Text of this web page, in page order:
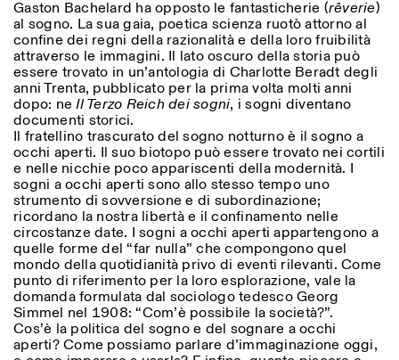
ISTITUTO SVIZZERO
MILANO
Sede di Milano
Via Vecchio Politecnico 3
+39 02 76 01 61 18
milano@istitutosvizzero.it
ORARI MOSTRE:
I’ll miss you when I scroll
away:
Lunedì/Venerdì: 11:00-
17:00
Giovedì: 11:00-20:00
Sabato: 14:00-18:00
Domenica chiuso
Gaston Bachelard ha opposto le fantasticherie (rêverie)
al sogno. La sua gaia, poetica scienza ruotò attorno al
confine dei regni della razionalità e della loro fruibilità
attraverso le immagini. Il lato oscuro della storia può
essere trovato in un’antologia di Charlotte Beradt degli
anni Trenta, pubblicato per la prima volta molti anni
dopo: neIl Terzo Reich dei sogni, i sogni diventano
documenti storici.
Il fratellino trascurato del sogno notturno è il sogno a
occhi aperti. Il suo biotopo può essere trovato nei cortili
e nelle nicchie poco appariscenti della modernità. I
sogni a occhi aperti sono allo stesso tempo uno
strumento di sovversione e di subordinazione;
ricordano la nostra libertà e il confinamento nelle
circostanze date. I sogni a occhi aperti appartengono a
quelle forme del “far nulla” che compongono quel
mondo della quotidianità privo di eventi rilevanti. Come
punto di riferimento per la loro esplorazione, vale la
domanda formulata dal sociologo tedesco Georg
Simmel nel 1908: “Com’è possibile la società?”.
Cos’è la politica del sogno e del sognare a occhi
aperti? Come possiamo parlare d’immaginazione oggi,